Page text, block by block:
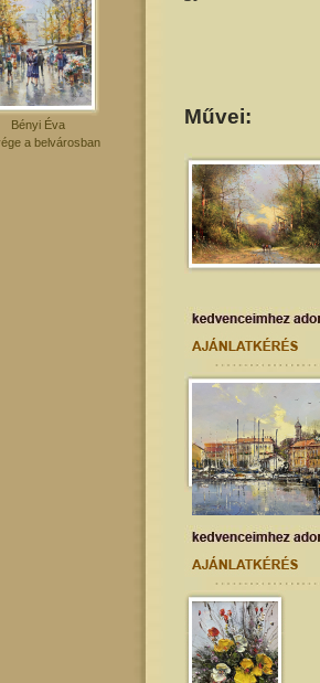
Bényi Éva
a belvárosban
Művei: